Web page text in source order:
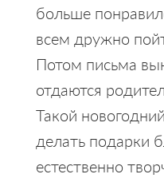
больше
всем дружно
Потом письма
отдаются
Такой
делать подарки
естественно